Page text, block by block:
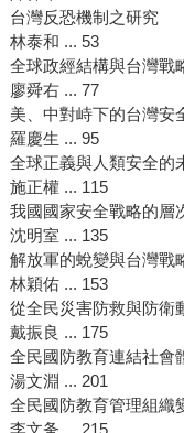
台灣反恐機制之研究
林泰和 ... 53
全球政經結構與台灣戰
廖舜右 ... 77
美、中對峙下的台灣安
羅慶生 ... 95
全球正義與人類安全的
施正權 ... 115
我國國家安全戰略的層
沈明室 ... 135
解放軍的蛻變與台灣戰
林穎佑 ... 153
從全民災害防救與防衛
戴振良 ... 175
全民國防教育連結社會
湯文淵 ... 201
全民國防教育管理組織
李文夆 ... 215